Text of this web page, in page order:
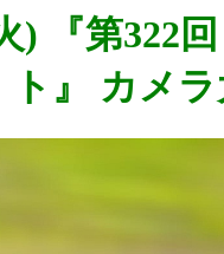
) 『第322
ト』 カメ